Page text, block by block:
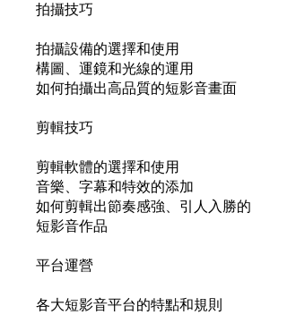
拍攝技巧
拍攝設備的選擇和使用
構圖、運鏡和光線的運用
如何拍攝出高品質的短影音畫面
剪輯技巧
剪輯軟體的選擇和使用
音樂、字幕和特效的添加
如何剪輯出節奏感強、引人入勝的
短影音作品
平台運營
各大短影音平台的特點和規則